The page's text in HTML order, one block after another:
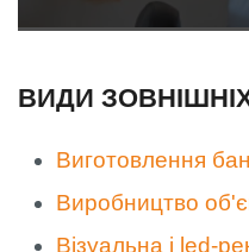
ВИДИ
Виготовлення
Виробництво
Візуальна і led-